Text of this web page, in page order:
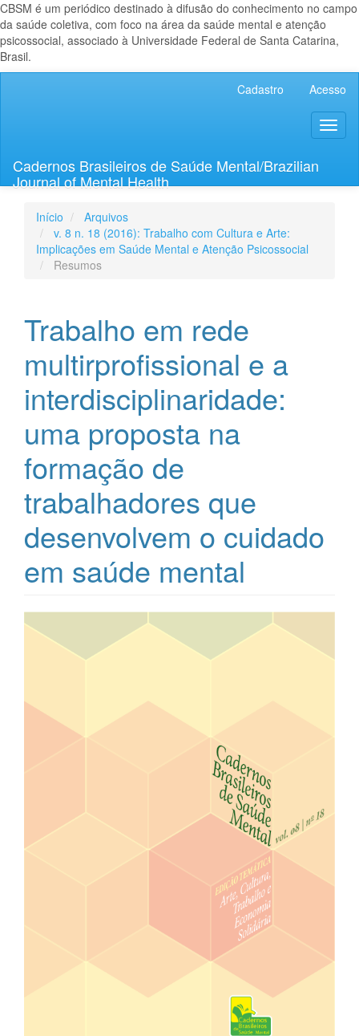
CBSM é um periódico destinado à difusão do conhecimento no campo
da saúde coletiva, com foco na área da saúde mental e atenção
psicossocial, associado à Universidade Federal de Santa Catarina,
Brasil.
Lateral
Cadastro Acesso
Cadernos Brasileiros de Saúde Mental/Brazilian
Journal of Mental Health
Início
Arquivos
v. 8 n. 18 (2016): Trabalho com Cultura e Arte:
Implicações em Saúde Mental e Atenção Psicossocial
Resumos
Trabalho em rede
multirprofissional e a
interdisciplinaridade:
uma proposta na
formação de
trabalhadores que
desenvolvem o cuidado
em saúde mental
Barra
lateral
artigos